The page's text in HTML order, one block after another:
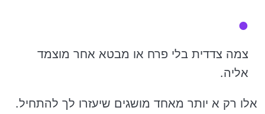
צמה צדדית בלי פרח או מבטא אחר מוצמד
אליה.
אלו רק א יותר מאחד מושגים שיעזרו לך להתחיל.